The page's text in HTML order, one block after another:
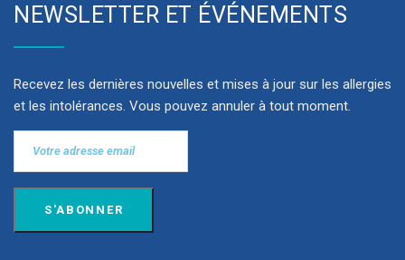
NEWSLETTER ET ÉVÉNEMENTS
Recevez les dernières nouvelles et mises à jour sur les allergies
et les intolérances. Vous pouvez annuler à tout moment.